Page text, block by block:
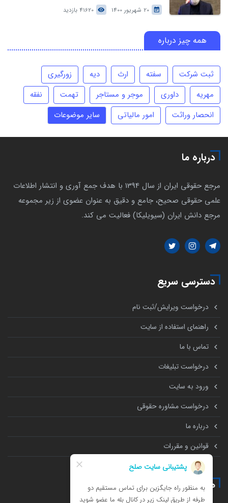
20 شهریور 1400 41620 بازدید
همه چیز درباره
ثبت شرکت سفته ارث دیه
زورگیری
مهریه
داوری موجر و مستاجر تهمت
نفقه
انحصار وراثت
امور مالیاتی سایر موضوعات
درباره ما
مرجع حقوقی ایران از سال 1394 با هدف جمع آوری و انتشار اطلاعات
علمی حقوقی صحیح، جامع و دقیق به عنوان عضوی از زیر مجموعه
مرجع دانش ایران (سیویلیکا) فعالیت می کند.
دسترسی سریع
درخواست ویرایش/ثبت نام
راهنمای استفاده از سایت
تماس با ما
درخواست تبلیغات
ورود به سایت
درخواست مشاوره حقوقی
درباره ما
قوانین و مقررات
همه چیز درباره